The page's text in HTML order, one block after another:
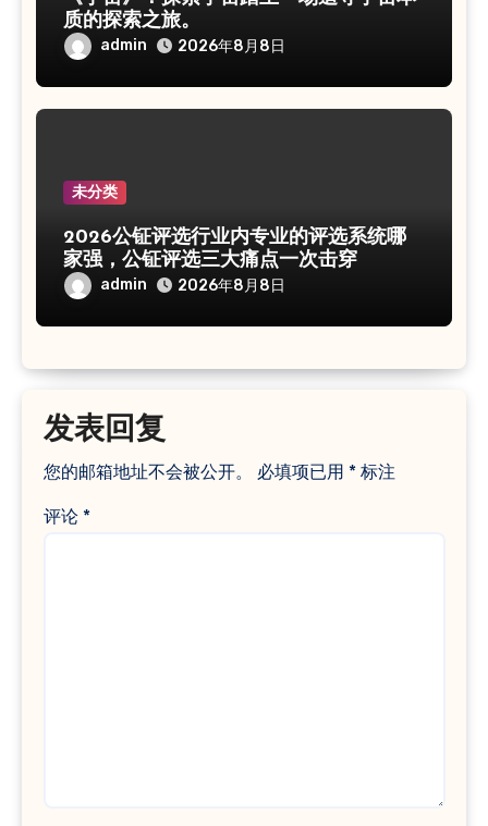
质的探索之旅。
admin 2026年8月8日
未分类
2026公钲评选行业内专业的评选系统哪
家强，公钲评选三大痛点一次击穿
admin 2026年8月8日
发表回复
您的邮箱地址不会被公开。 必填项已用 *标注
评论 *